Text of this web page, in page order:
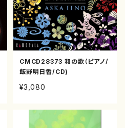
CMCD28373 和の歌（ピアノ/
飯野明日香/CD)
¥3,080